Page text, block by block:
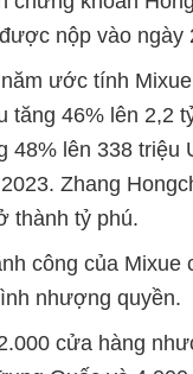
nộp vào ngày
ước tính
tăng 46% lên 2,2
48% lên 338 triệu
Zhang
thành tỷ phú.
công của Mixue
nhượng quyền.
cửa hàng